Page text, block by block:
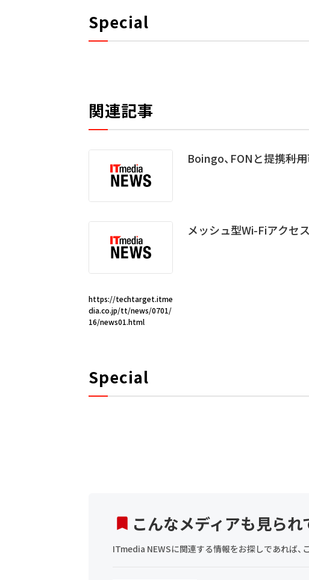
Special
関連記事
Boingo、FONと提携――
メッシュ型Wi-Fiアクセ
https://techtarget.itme
dia.co.jp/tt/news/0701/
16/news01.html
Special
こんなメディアも見られ
ITmedia NEWSに関連する情報をお探しであれば、